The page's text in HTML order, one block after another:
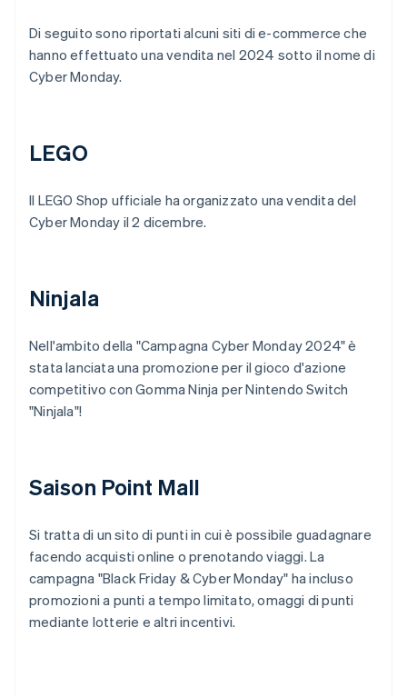
Di seguito sono riportati alcuni siti di e-commerce che
hanno effettuato una vendita nel 2024 sotto il nome di
Cyber Monday.
LEGO
Il LEGO Shop ufficiale ha organizzato una vendita del
Cyber Monday il 2 dicembre.
Ninjala
Nell'ambito della "Campagna Cyber Monday 2024" è
stata lanciata una promozione per il gioco d'azione
competitivo con Gomma Ninja per Nintendo Switch
"Ninjala"!
Saison Point Mall
Si tratta di un sito di punti in cui è possibile guadagnare
facendo acquisti online o prenotando viaggi. La
campagna "Black Friday & Cyber Monday" ha incluso
promozioni a punti a tempo limitato, omaggi di punti
mediante lotterie e altri incentivi.